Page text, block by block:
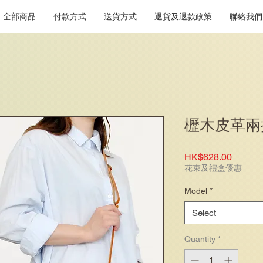
全部商品 付款方式 送貨方式 退貨及退款政策 聯絡我們
櫪木皮革
HK$628.00Price
花束及禮盒優惠
Model *
Select
Quantity *